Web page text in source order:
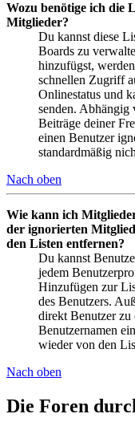
Wozu benötige ich die
Mitglieder?
Du kannst diese
Boards zu
hinzufügst,
schnellen Zugriff
Onlinestatus und
senden. Abhängig
Beiträge deiner
einen Benutzer
standardmäßig
Nach oben
Wie kann ich
der ignorierten
den Listen entfernen?
Du kannst
jedem
Hinzufügen zur
des Benutzers.
direkt Benutzer zu
Benutzernamen
wieder von den
Nach oben
Die Foren